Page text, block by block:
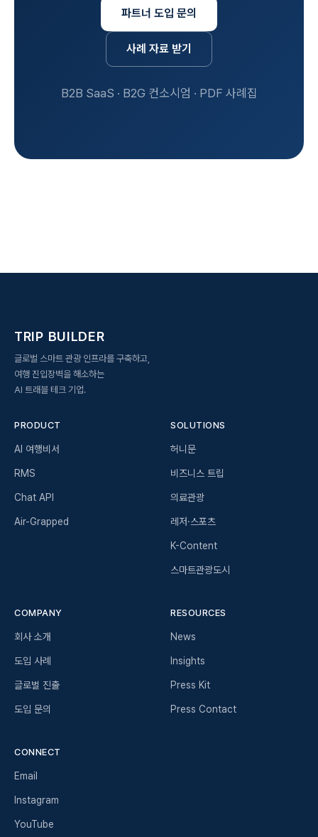
파트너 도입 문의
사례 자료 받기
B2B SaaS · B2G 컨소시엄 · PDF 사례집
TRIP BUILDER
글로벌 스마트 관광 인프라를 구축하고,
여행 진입장벽을 해소하는
AI 트래블 테크 기업.
PRODUCT
AI 여행비서
RMS
Chat API
Air-Grapped
SOLUTIONS
허니문
비즈니스 트립
의료관광
레저·스포츠
K-Content
스마트관광도시
COMPANY
회사 소개
도입 사례
글로벌 진출
도입 문의
RESOURCES
News
Insights
Press Kit
Press Contact
CONNECT
Email
Instagram
YouTube